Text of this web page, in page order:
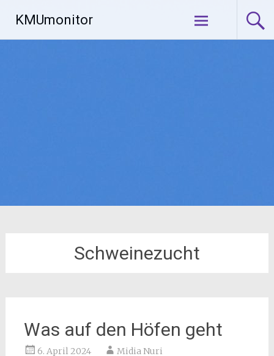
Inhalt
springen
KMUmonitor
Schweinezucht
Was auf den Höfen geht
6. April 2024 Midia Nuri